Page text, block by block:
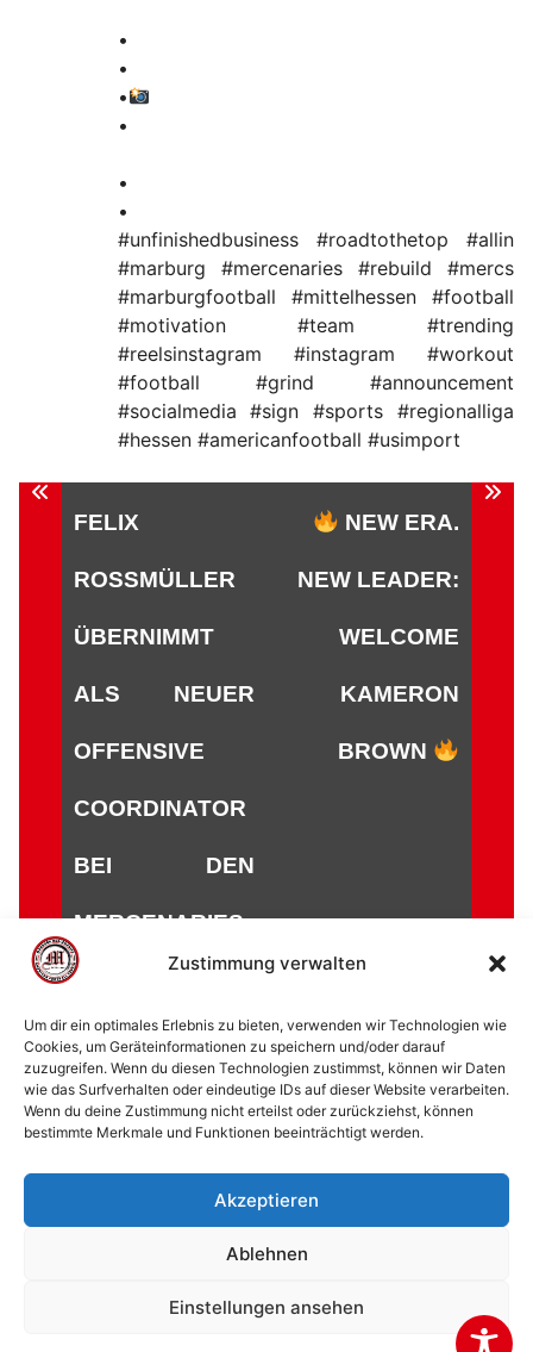
Zustimmung verwalten
Um dir ein optimales Erlebnis zu bieten, verwenden wir Technologien wie
Cookies, um Geräteinformationen zu speichern und/oder darauf
zuzugreifen. Wenn du diesen Technologien zustimmst, können wir Daten
wie das Surfverhalten oder eindeutige IDs auf dieser Website verarbeiten.
Wenn du deine Zustimmung nicht erteilst oder zurückziehst, können
bestimmte Merkmale und Funktionen beeinträchtigt werden.
Akzeptieren
Ablehnen
Einstellungen ansehen
•
•
•
•
•
•
#unfinishedbusiness #roadtothetop #allin
#marburg #mercenaries #rebuild #mercs
#marburgfootball #mittelhessen #football
#motivation #team #trending
#reelsinstagram #instagram #workout
#football #grind #announcement
#socialmedia #sign #sports #regionalliga
#hessen #americanfootball #usimport
Beitragsnavigation
FELIX
ROSSMÜLLER Ü
BERNIMMT A
LS NEUER O
FFENSIVE C
OORDINATOR B
EI DEN M
ERCENARIES
NEW ERA.
NEW LEADER:
WELCOME
KAMERON
BROWN
© 2002 - 2026 American Football Verein Marburg
Mercenaries e.V. |die Stadt Marburg|Impressum
Datenschutzerklärung|Cookie-Richtlinie (EU)
Kontakt